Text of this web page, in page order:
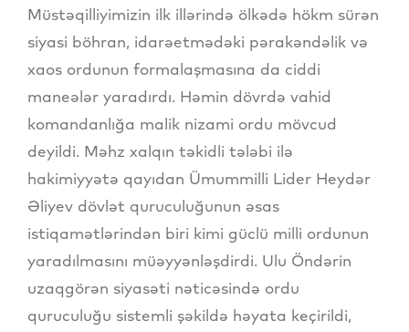
Müstəqilliyimizin ilk illərində ölkədə hökm sürən
siyasi böhran, idarəetmədəki pərakəndəlik və
xaos ordunun formalaşmasına da ciddi
maneələr yaradırdı. Həmin dövrdə vahid
komandanlığa malik nizami ordu mövcud
deyildi. Məhz xalqın təkidli tələbi ilə
hakimiyyətə qayıdan Ümummilli Lider Heydər
Əliyev dövlət quruculuğunun əsas
istiqamətlərindən biri kimi güclü milli ordunun
yaradılmasını müəyyənləşdirdi. Ulu Öndərin
uzaqgörən siyasəti nəticəsində ordu
quruculuğu sistemli şəkildə həyata keçirildi,